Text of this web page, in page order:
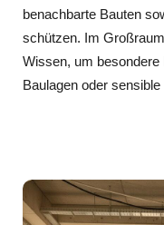
benachbarte Bauten
schützen. Im
Wissen, um
Baulagen oder